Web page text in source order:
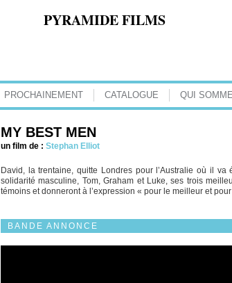
PYRAMIDE FILMS
PROCHAINEMENT CATALOGUE QUI
MY BEST MEN
un film de : Stephan Elliot
David, la trentaine, quitte Londres pour l’Australie où il
solidarité masculine, Tom, Graham et Luke, ses trois
témoins et donneront à l’expression « pour le meilleur et
BANDE ANNONCE